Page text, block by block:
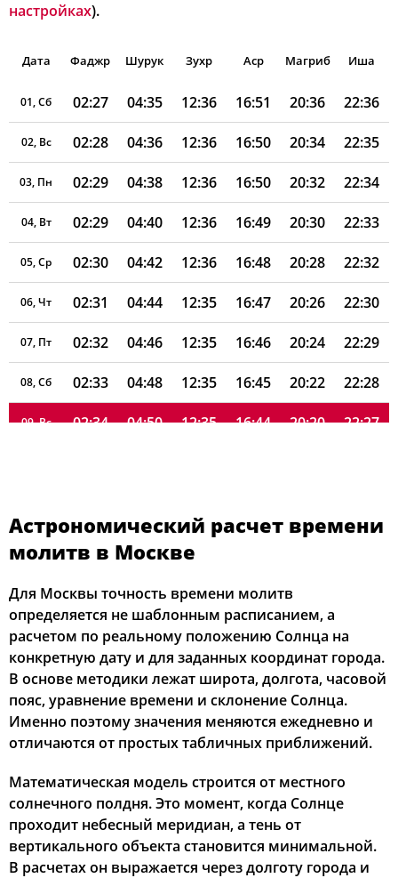
настройках).
Дата Фаджр Шурук Зухр Аср Магриб Иша
01, Сб 02:27 04:35 12:36 16:51 20:36 22:36
02, Вс 02:28 04:36 12:36 16:50 20:34 22:35
03, Пн 02:29 04:38 12:36 16:50 20:32 22:34
04, Вт 02:29 04:40 12:36 16:49 20:30 22:33
05, Ср 02:30 04:42 12:36 16:48 20:28 22:32
06, Чт 02:31 04:44 12:35 16:47 20:26 22:30
07, Пт 02:32 04:46 12:35 16:46 20:24 22:29
08, Сб 02:33 04:48 12:35 16:45 20:22 22:28
09, Вс 02:34 04:50 12:35 16:44 20:20 22:27
12, Ср 04:55 12:35 20:13
14, Пт 02:38 04:59 12:34 16:38 20:08
15, Сб 02:38 05:01 12:34 16:37 20:06 22:20
16, Вс 02:39 05:03 12:34 16:36 20:04 22:18
17, Пн 02:40 05:05 12:34 16:34 20:01 22:14
18, Вт 02:43 05:07 12:33 16:33 19:59 22:10
19, Ср 02:46 05:09 12:33 16:32 19:56
20, Чт 02:50 05:11 12:33 16:30 19:54 22:02
Астрономический расчет времени
молитв в Москве
Для Москвы точность времени молитв
определяется не шаблонным расписанием, а
расчетом по реальному положению Солнца на
конкретную дату и для заданных координат города.
В основе методики лежат широта, долгота, часовой
пояс, уравнение времени и склонение Солнца.
Именно поэтому значения меняются ежедневно и
отличаются от простых табличных приближений.
Математическая модель строится от местного
солнечного полдня. Это момент, когда Солнце
проходит небесный меридиан, а тень от
вертикального объекта становится минимальной.
В расчетах он выражается через долготу города и